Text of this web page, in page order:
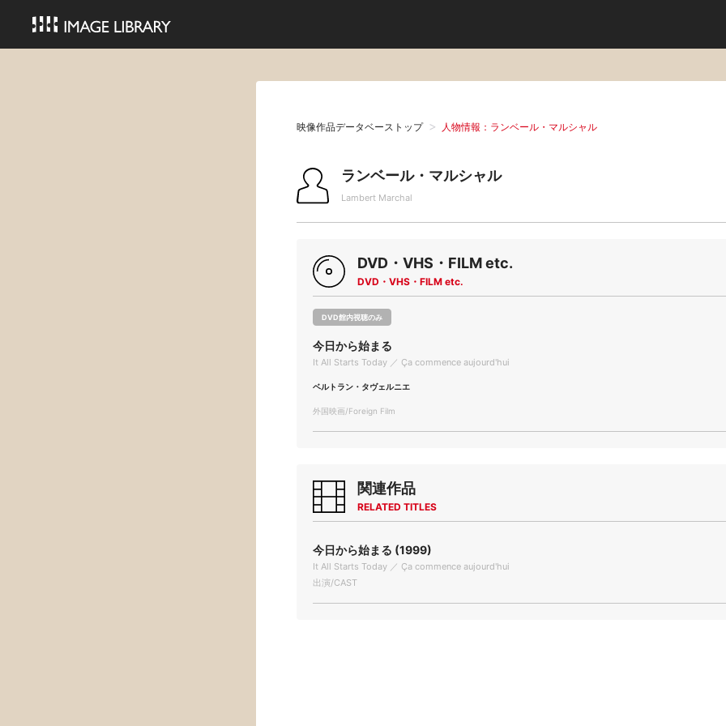
映像作品データベーストップ 人物情報：ランベール・マルシャル
ランベール・マルシャル
Lambert Marchal
DVD・VHS・FILM etc.
DVD・VHS・FILM etc.
DVD館内視聴のみ
今日から始まる
It All Starts Today ／ Ça commence aujourd'hui
ベルトラン・タヴェルニエ
外国映画/Foreign Film
関連作品
RELATED TITLES
今日から始まる (1999)
It All Starts Today ／ Ça commence aujourd'hui
出演/CAST